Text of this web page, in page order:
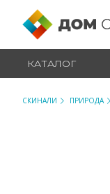
КАТАЛОГ
СКИНАЛИ ПРИРОДА